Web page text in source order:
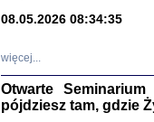
08.05.2026 08:34:35
więcej...
Otwarte
pójdziesz tam, gdzie